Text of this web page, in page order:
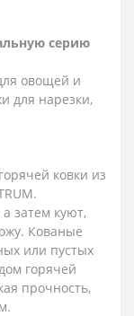
серию
овощей и
для нарезки,
ковки из
затем куют,
Кованые
или пустых
горячей
прочность,